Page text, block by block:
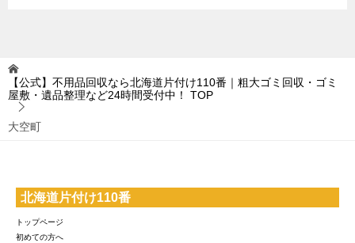
【公式】不用品回収なら北海道片付け110番｜粗大ゴミ回収・ゴミ
屋敷・遺品整理など24時間受付中！
TOP
大空町
北海道片付け110番
トップページ
初めての方へ